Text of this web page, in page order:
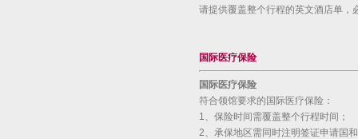
请提供覆盖整个行程的英文酒店单，
国际医疗保险
国际医疗保险
符合领馆要求的国际医疗保险：
1、保险时间需覆盖整个行程时间；
2、承保地区需同时注明签证申请国